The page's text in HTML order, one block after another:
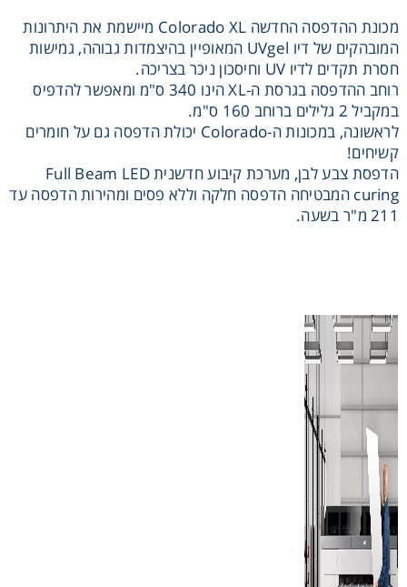
מכונת ההדפסה החדשה Colorado XL מיישמת את היתרונות
המובהקים של דיו UVgel המאופיין בהיצמדות גבוהה, גמישות
חסרת תקדים לדיו UV וחיסכון ניכר בצריכה.
רוחב ההדפסה בגרסת ה-XL הינו 340 ס"מ ומאפשר להדפיס
במקביל 2 גלילים ברוחב 160 ס"מ.
לראשונה, במכונות ה-Colorado יכולת הדפסה גם על חומרים
קשיחים!
הדפסת צבע לבן, מערכת קיבוע חדשנית Full Beam LED
curing המבטיחה הדפסה חלקה וללא פסים ומהירות הדפסה עד
211 מ"ר בשעה. אני מאשר קבלת חומרים פרסומים מגטר
חומרי גלם לדפוס